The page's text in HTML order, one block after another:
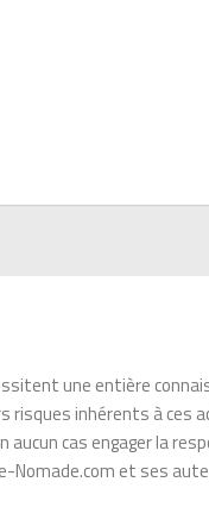
une entière
inhérents à ces
cas engager la
Nomade.com et ses